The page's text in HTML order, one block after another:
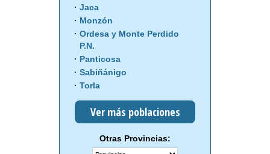
Jaca
Monzón
Ordesa y Monte Perdido
P.N.
Panticosa
Sabiñánigo
Torla
Ver más poblaciones
Otras Provincias: